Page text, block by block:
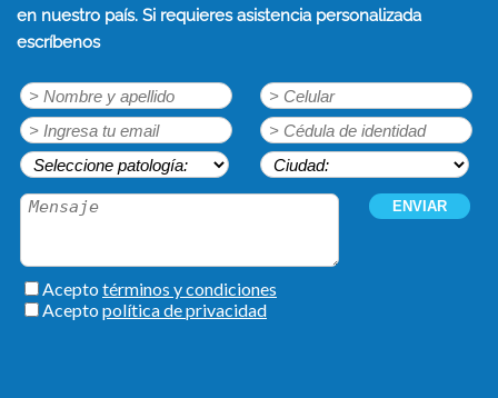
en nuestro país. Si requieres asistencia personalizada
escríbenos